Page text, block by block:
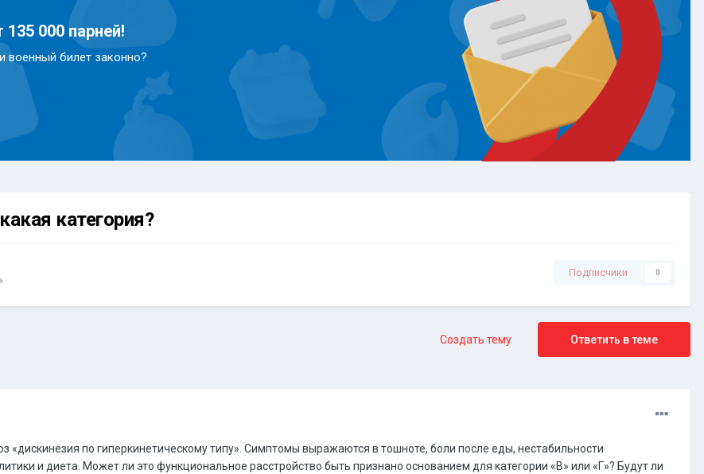
000 парней!
военный билет законно?
категория?
Подписчики 0
Ответить в теме
Создать тему
«дискинезия по гиперкинетическому типу». Симптомы выражаются в тошноте, боли после еды, нестабильности
и диета. Может ли это функциональное расстройство быть признано основанием для категории «В» или «Г»? Будут ли